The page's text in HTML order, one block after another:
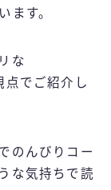
ます。
な
でご紹介し
のんびりコー
な気持ちで読